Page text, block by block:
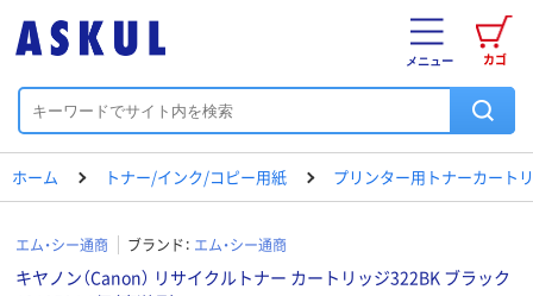
カゴ
メニュー
ホーム トナー/インク/コピー用紙 プリンター用トナーカート
エム・シー通商 ブランド： エム・シー通商
キヤノン（Canon） リサイクルトナー カートリッジ322BK ブラック